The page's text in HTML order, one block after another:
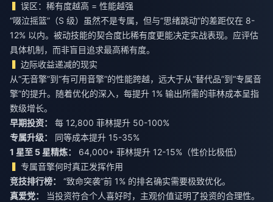
误区：稀有度越高 = 性能越强
“啜泣摇篮”（S 级）虽然不是专属，但与“思绪跳动”的差距仅在 8-
12% 以内。被动技能的契合度比稀有度更能决定实战表现。应评估
具体机制，而非盲目追求最高稀有度。
边际收益递减的现实
从“无音擎”到“有可用音擎”的性能跨越，远大于从“替代品”到“专属音
擎”的提升。随着优化的深入，每提升 1% 输出所需的菲林成本呈指
数级增长。
早期投资：
专属升级：
1 星至 5 星精炼：
64,000+ 菲林提升 12-15%（性价比极低）
专属音擎何时真正发挥作用
竞技排行榜：
“致命突袭”前 1% 的排名确实需要极致优化。
真爱党：
当投资符合个人喜好时，主观价值证明了投资的合理性。